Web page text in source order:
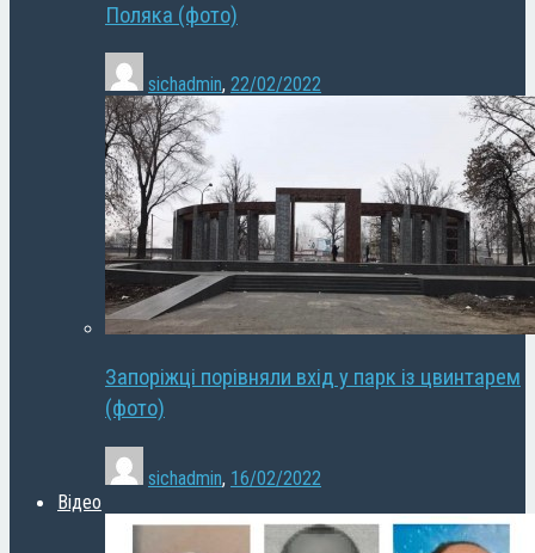
Поляка (фото)
sichadmin, 22/02/2022
Запоріжці порівняли вхід у парк із цвинтарем
(фото)
sichadmin, 16/02/2022
Відео